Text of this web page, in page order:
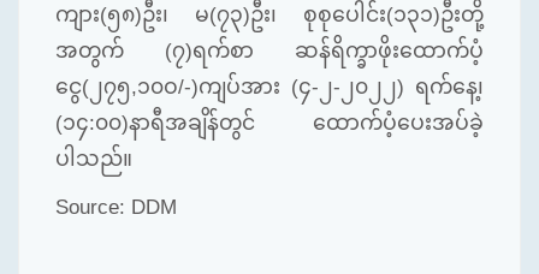
ကျား(၅၈)ဦး၊ မ(၇၃)ဦး၊ စုစုပေါင်း(၁၃၁)ဦးတို့
အတွက် (၇)ရက်စာ ဆန်ရိက္ခာဖိုးထောက်ပံ့
ငွေ(၂၇၅,၁၀ဝ/-)ကျပ်အား (၄-၂-၂၀၂၂) ရက်နေ့၊
(၁၄:၀၀)နာရီအချိန်တွင် ထောက်ပံ့ပေးအပ်ခဲ့
ပါသည်။
Source: DDM